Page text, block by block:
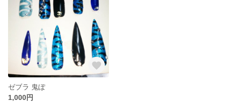
ゼブラ 鬼ぽ
1,000円